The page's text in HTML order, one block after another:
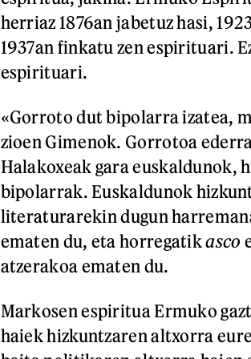
herriaz 1876an jabetuz hasi,
1937an finkatu zen espirituari.
espirituari.
«Gorroto dut bipolarra izatea,
zioen Gimenok. Gorrotoa
Halakoxeak gara euskaldunok,
bipolarrak. Euskaldunok
literaturarekin dugun
ematen du, eta horregatikasco
atzerakoa ematen du.
Markosen espiritua Ermuko
haiek hizkuntzaren altxorra